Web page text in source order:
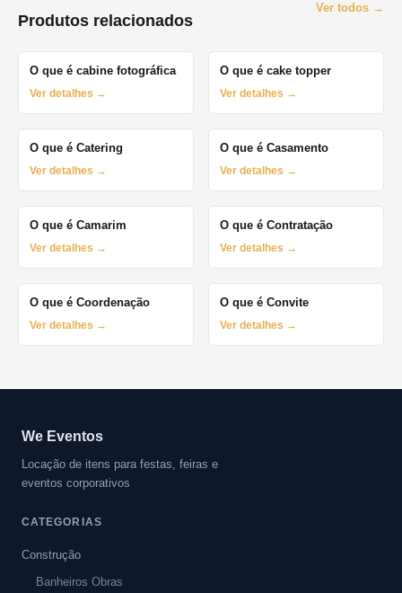
Produtos relacionados
Ver todos →
O que é cabine fotográfica
Ver detalhes →
O que é cake topper
Ver detalhes →
O que é Catering
Ver detalhes →
O que é Casamento
Ver detalhes →
O que é Camarim
Ver detalhes →
O que é Contratação
Ver detalhes →
O que é Coordenação
Ver detalhes →
O que é Convite
Ver detalhes →
We Eventos
Locação de itens para festas, feiras e
eventos corporativos
CATEGORIAS
Construção
Banheiros Obras